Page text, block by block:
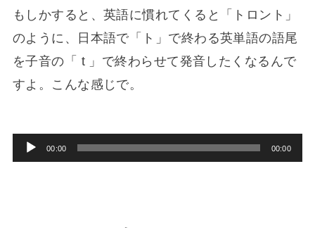
もしかすると、英語に慣れてくると「トロント」
のように、日本語で「ト」で終わる英単語の語尾
を子音の「 t 」で終わらせて発音したくなるんで
すよ。こんな感じで。
音
声
00:00 00:00